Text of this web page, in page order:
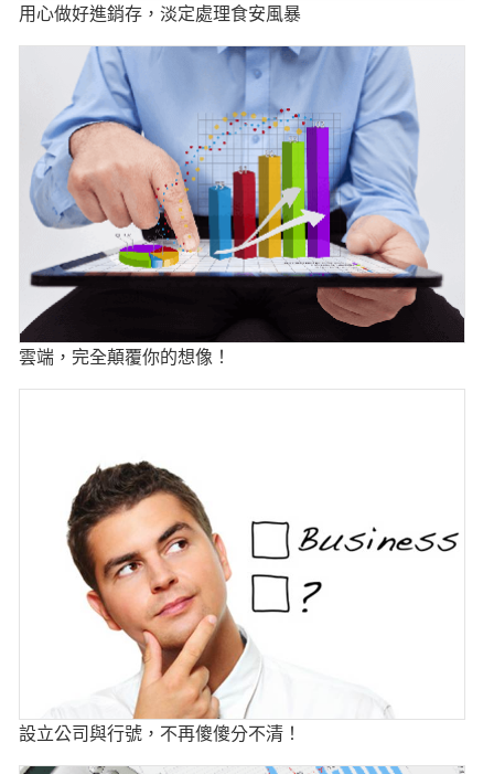
用心做好進銷存，淡定處理食安風暴
雲端，完全顛覆你的想像！
設立公司與行號，不再傻傻分不清！